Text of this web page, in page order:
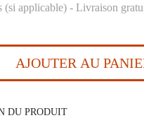
(si applicable) - Livraison
AJOUTER AU
DU PRODUIT